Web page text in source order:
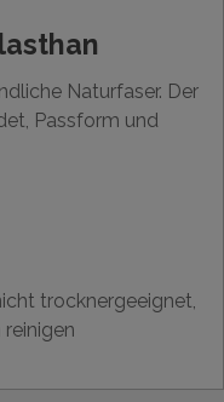
Naturfaser. Der
Passform und
trocknergeeignet,